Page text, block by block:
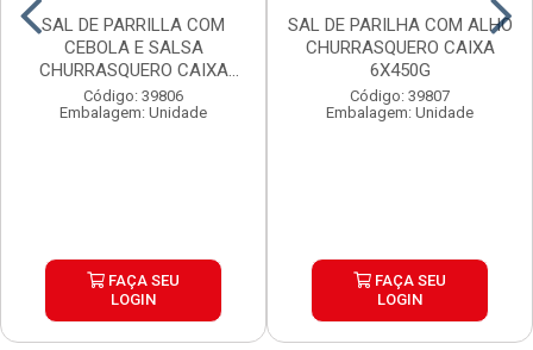
SAL DE PARRILLA COM
CEBOLA E SALSA
CHURRASQUERO CAIXA
6X450G
Código: 39806
Embalagem: Unidade
FAÇA SEU
LOGIN
SAL DE PARILHA COM ALHO
CHURRASQUERO CAIXA
6X450G
Código: 39807
Embalagem: Unidade
FAÇA SEU
LOGIN